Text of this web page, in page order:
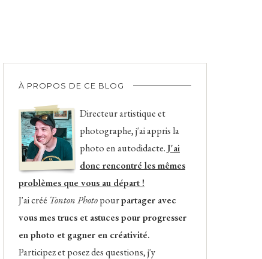
À PROPOS DE CE BLOG
Directeur artistique et
photographe, j'ai appris la
photo en autodidacte.J'ai
donc rencontré les mêmes
problèmes que vous au départ !
J'ai créé Tonton Photopourpartager avec
vous mes trucs et astuces pour progresser
en photo et gagner en créativité.
Participez et posez des questions, j'y